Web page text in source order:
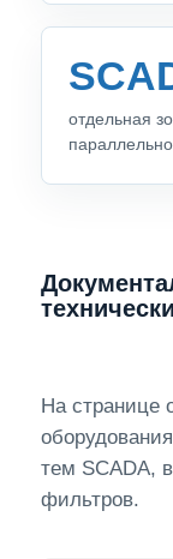
отдельная
На странице
тем SCADA,
фильтров.